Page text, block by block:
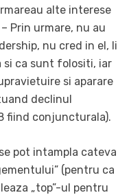
alte interese
Prin urmare, nu au
nu cred in el, li
si ca sunt folositi, iar
si aparare
declinul
fiind conjuncturala).
pot intampla cateva
(pentru ca
„top”-ul pentru